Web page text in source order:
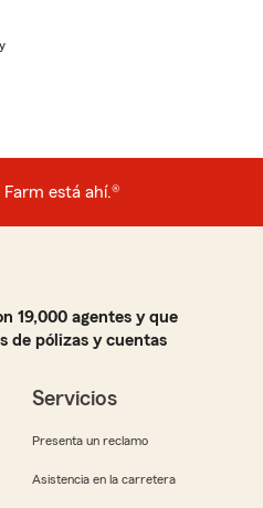
está ahí.®
19,000 agentes y que
de pólizas y cuentas
Servicios
Presenta un reclamo
Asistencia en la carretera